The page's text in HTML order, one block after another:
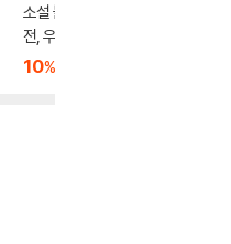
소설 블루 록 : 싸우기
전, 우리는
10%